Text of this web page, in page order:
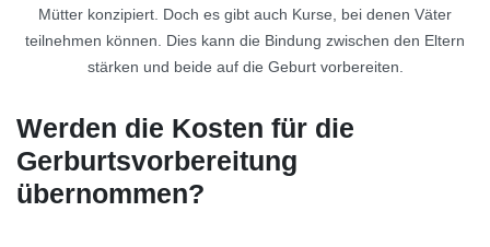
Mütter konzipiert. Doch es gibt auch Kurse, bei denen Väter
teilnehmen können. Dies kann die Bindung zwischen den Eltern
stärken und beide auf die Geburt vorbereiten.
Werden die Kosten für die
Gerburtsvorbereitung
übernommen?